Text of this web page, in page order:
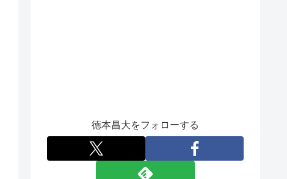
徳本昌大をフォローする